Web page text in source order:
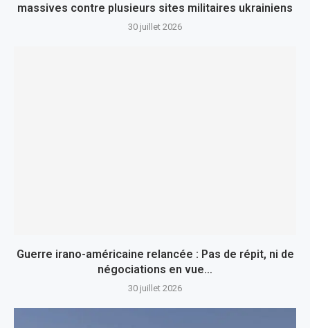
massives contre plusieurs sites militaires ukrainiens
30 juillet 2026
Guerre irano-américaine relancée : Pas de répit, ni de
négociations en vue…
30 juillet 2026